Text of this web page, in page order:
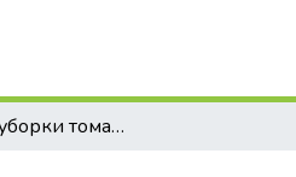
Технологии уборки томатов